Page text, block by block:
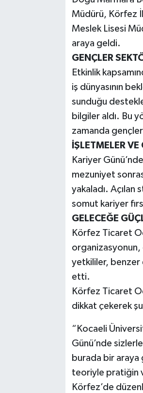
Müdürü, Körfez
Meslek Lisesi
araya geldi.
GENÇLER
Etkinlik
iş dünyasının
sunduğu
bilgiler aldı. Bu
zamanda
İŞLETMELER
Kariyer
mezuniyet
yakaladı. Açılan
somut kariyer
GELECEĞE
Körfez Ticaret
organizasyonun,
yetkililer, benzer
etti.
Körfez Ticaret
dikkat çekerek
“Kocaeli
Günü’nde
burada bir araya
teoriyle pratiğin
Körfez’de